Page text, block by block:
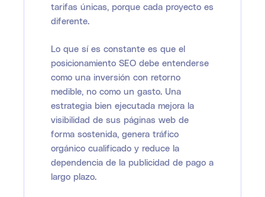
tarifas únicas, porque cada proyecto es
diferente.
Lo que sí es constante es que el
posicionamiento SEO debe entenderse
como una inversión con retorno
medible, no como un gasto. Una
estrategia bien ejecutada mejora la
visibilidad de sus páginas web de
forma sostenida, genera tráfico
orgánico cualificado y reduce la
dependencia de la publicidad de pago a
largo plazo.